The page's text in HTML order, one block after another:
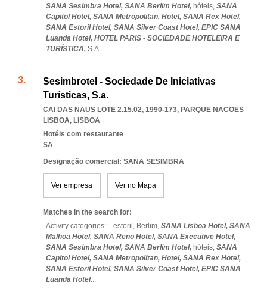
SANA Sesimbra Hotel, SANA Berlim Hotel, hóteis, SANA
Capitol Hotel, SANA Metropolitan, Hotel, SANA Rex Hotel,
SANA Estoril Hotel, SANA Silver Coast Hotel, EPIC SANA
Luanda Hotel, HOTEL PARIS - SOCIEDADE HOTELEIRA E
TURÍSTICA, S.A....
Sesimbrotel - Sociedade De Iniciativas
Turísticas, S.a.
CAI DAS NAUS LOTE 2.15.02, 1990-173, PARQUE NACOES
LISBOA, LISBOA
Hotéis com restaurante
SA
Designação comercial: SANA SESIMBRA
Ver empresa Ver no Mapa
Matches in the search for:
Activity categories: ...estoril, Berlim, SANA Lisboa Hotel, SANA
Malhoa Hotel, SANA Reno Hotel, SANA Executive Hotel,
SANA Sesimbra Hotel, SANA Berlim Hotel, hóteis, SANA
Capitol Hotel, SANA Metropolitan, Hotel, SANA Rex Hotel,
SANA Estoril Hotel, SANA Silver Coast Hotel, EPIC SANA
Luanda Hotel...